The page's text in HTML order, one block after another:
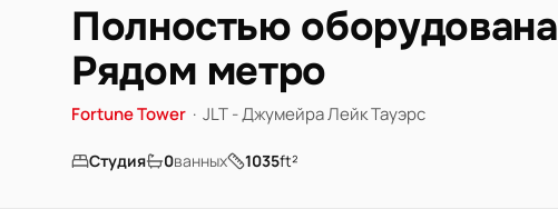
Полностью
Рядом метро
Fortune Tower · JLT - Джумейра Лейк Тауэрс
Студия 0ванных 1035ft²